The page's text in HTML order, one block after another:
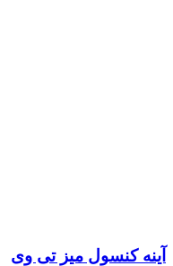
آینه کنسول میز تی وی